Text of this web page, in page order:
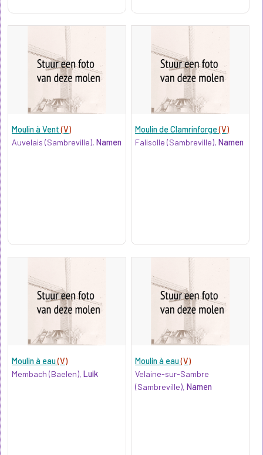
Moulin à Vent(V)
Auvelais (Sambreville), Namen
Moulin de Clamrinforge(V)
Falisolle (Sambreville),Namen
Moulin à eau(V)
Membach (Baelen), Luik
Moulin à eau(V)
Velaine-sur-Sambre
(Sambreville),Namen